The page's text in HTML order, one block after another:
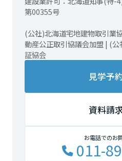
第00355号
(公社)北海道宅地建物取引業
動産公正取引協議会加盟 | (
証協会
見学予
資料請
お電話でのお
011-